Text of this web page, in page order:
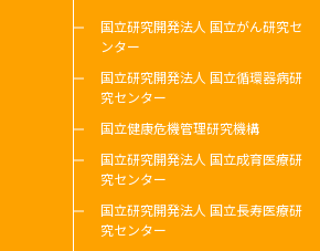
Neurol Genet. 10(2):e200137.
2024 Apr. doi:
PMID: 38544966
H, Nishimura K, Yoshida Y,
T,
Nishino I
国立研究開発法人 国立がん研究セ
ンター
国立研究開発法人 国立循環器病研
究センター
国立健康危機管理研究機構
国立研究開発法人 国立成育医療研
究センター
国立研究開発法人 国立長寿医療研
究センター